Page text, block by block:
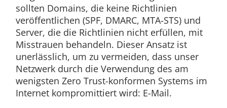
sollten Domains, die keine Richtlinien
veröffentlichen (SPF, DMARC, MTA-STS) und
Server, die die Richtlinien nicht erfüllen, mit
Misstrauen behandeln. Dieser Ansatz ist
unerlässlich, um zu vermeiden, dass unser
Netzwerk durch die Verwendung des am
wenigsten Zero Trust-konformen Systems im
Internet kompromittiert wird: E-Mail.